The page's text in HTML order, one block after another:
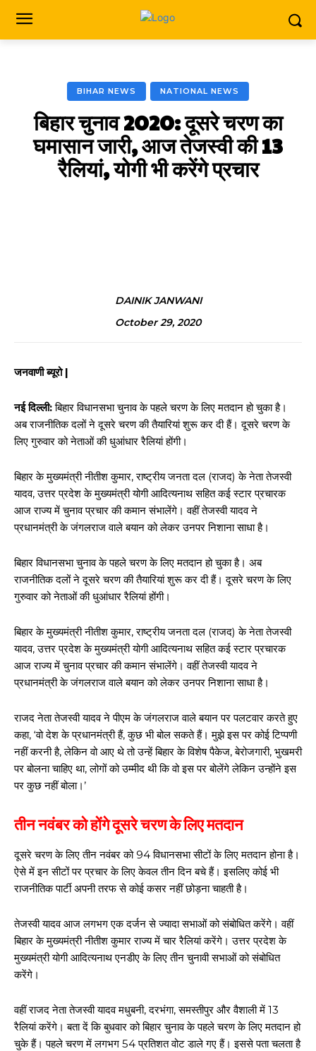
BIHAR NEWS NATIONAL NEWS
बिहार चुनाव 2020: दूसरे चरण का
घमासान जारी, आज तेजस्वी की 13
रैलियां, योगी भी करेंगे प्रचार
DAINIK JANWANI
October 29, 2020
जनवाणी ब्यूरो |
नई दिल्ली:बिहार विधानसभा चुनाव के पहले चरण के लिए मतदान हो चुका है।
अब राजनीतिक दलों ने दूसरे चरण की तैयारियां शुरू कर दी हैं। दूसरे चरण के
लिए गुरुवार को नेताओं की धुआंधार रैलियां होंगी।
बिहार के मुख्यमंत्री नीतीश कुमार, राष्ट्रीय जनता दल (राजद) के नेता तेजस्वी
यादव, उत्तर प्रदेश के मुख्यमंत्री योगी आदित्यनाथ सहित कई स्टार प्रचारक
आज राज्य में चुनाव प्रचार की कमान संभालेंगे। वहीं तेजस्वी यादव ने
प्रधानमंत्री के जंगलराज वाले बयान को लेकर उनपर निशाना साधा है।
बिहार विधानसभा चुनाव के पहले चरण के लिए मतदान हो चुका है। अब
राजनीतिक दलों ने दूसरे चरण की तैयारियां शुरू कर दी हैं। दूसरे चरण के लिए
गुरुवार को नेताओं की धुआंधार रैलियां होंगी।
बिहार के मुख्यमंत्री नीतीश कुमार, राष्ट्रीय जनता दल (राजद) के नेता तेजस्वी
यादव, उत्तर प्रदेश के मुख्यमंत्री योगी आदित्यनाथ सहित कई स्टार प्रचारक
आज राज्य में चुनाव प्रचार की कमान संभालेंगे। वहीं तेजस्वी यादव ने
प्रधानमंत्री के जंगलराज वाले बयान को लेकर उनपर निशाना साधा है।
राजद नेता तेजस्वी यादव ने पीएम के जंगलराज वाले बयान पर पलटवार करते हुए
कहा, ‘वो देश के प्रधानमंत्री हैं, कुछ भी बोल सकते हैं। मुझे इस पर कोई टिप्पणी
नहीं करनी है, लेकिन वो आए थे तो उन्हें बिहार के विशेष पैकेज, बेरोजगारी, भुखमरी
पर बोलना चाहिए था, लोगों को उम्मीद थी कि वो इस पर बोलेंगे लेकिन उन्होंने इस
पर कुछ नहीं बोला।’
तीन नवंबर को होंगे दूसरे चरण के लिए मतदान
दूसरे चरण के लिए तीन नवंबर को 94 विधानसभा सीटों के लिए मतदान होना है।
ऐसे में इन सीटों पर प्रचार के लिए केवल तीन दिन बचे हैं। इसलिए कोई भी
राजनीतिक पार्टी अपनी तरफ से कोई कसर नहीं छोड़ना चाहती है।
तेजस्वी यादव आज लगभग एक दर्जन से ज्यादा सभाओं को संबोधित करेंगे। वहीं
बिहार के मुख्यमंत्री नीतीश कुमार राज्य में चार रैलियां करेंगे। उत्तर प्रदेश के
मुख्यमंत्री योगी आदित्यनाथ एनडीए के लिए तीन चुनावी सभाओं को संबोधित
करेंगे।
वहीं राजद नेता तेजस्वी यादव मधुबनी, दरभंगा, समस्तीपुर और वैशाली में 13
रैलियां करेंगे। बता दें कि बुधवार को बिहार चुनाव के पहले चरण के लिए मतदान हो
चुके हैं। पहले चरण में लगभग 54 प्रतिशत वोट डाले गए हैं। इससे पता चलता है